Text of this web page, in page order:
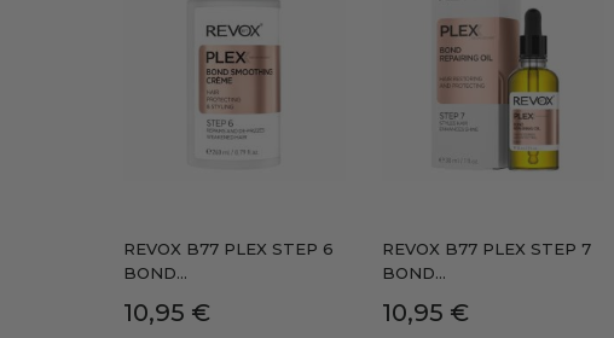
REVOX B77 PLEX STEP 6
BOND...
Precio
10,95 €
REVOX B77 PLEX STEP 7
BOND...
Precio
10,95 €